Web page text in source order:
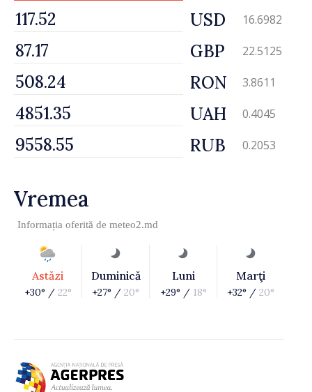
USD 16.6982
GBP 22.5125
RON 3.8611
UAH 0.4045
RUB 0.2053
Vremea
Informația oferită de meteo2.md
Astăzi
+30° / 22°
Duminică
+27° / 20°
Luni
+29° / 18°
Marţi
+32° / 20°